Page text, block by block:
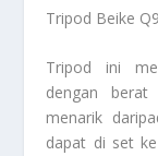
Tripod Beike
Tripod ini
dengan
menarik
dapat di set